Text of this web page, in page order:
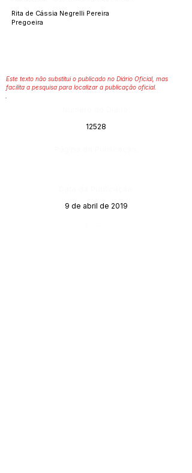
Rita de Cássia Negrelli Pereira
Pregoeira
Este texto não substitui o publicado no Diário Oficial, mas
facilita a pesquisa para localizar a publicação oficial.
12528
9 de abril de 2019